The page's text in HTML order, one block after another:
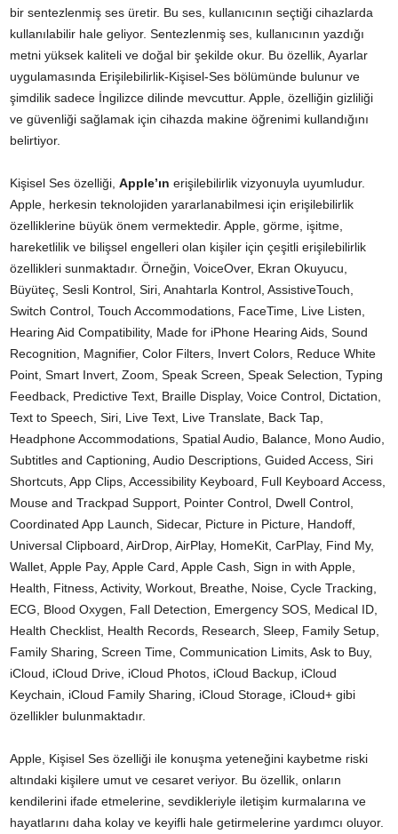
bir sentezlenmiş ses üretir. Bu ses, kullanıcının seçtiği cihazlarda
kullanılabilir hale geliyor. Sentezlenmiş ses, kullanıcının yazdığı
metni yüksek kaliteli ve doğal bir şekilde okur. Bu özellik, Ayarlar
uygulamasında Erişilebilirlik-Kişisel-Ses bölümünde bulunur ve
şimdilik sadece İngilizce dilinde mevcuttur. Apple, özelliğin gizliliği
ve güvenliği sağlamak için cihazda makine öğrenimi kullandığını
belirtiyor.
Kişisel Ses özelliği, Apple’ın erişilebilirlik vizyonuyla uyumludur.
Apple, herkesin teknolojiden yararlanabilmesi için erişilebilirlik
özelliklerine büyük önem vermektedir. Apple, görme, işitme,
hareketlilik ve bilişsel engelleri olan kişiler için çeşitli erişilebilirlik
özellikleri sunmaktadır. Örneğin, VoiceOver, Ekran Okuyucu,
Büyüteç, Sesli Kontrol, Siri, Anahtarla Kontrol, AssistiveTouch,
Switch Control, Touch Accommodations, FaceTime, Live Listen,
Hearing Aid Compatibility, Made for iPhone Hearing Aids, Sound
Recognition, Magnifier, Color Filters, Invert Colors, Reduce White
Point, Smart Invert, Zoom, Speak Screen, Speak Selection, Typing
Feedback, Predictive Text, Braille Display, Voice Control, Dictation,
Text to Speech, Siri, Live Text, Live Translate, Back Tap,
Headphone Accommodations, Spatial Audio, Balance, Mono Audio,
Subtitles and Captioning, Audio Descriptions, Guided Access, Siri
Shortcuts, App Clips, Accessibility Keyboard, Full Keyboard Access,
Mouse and Trackpad Support, Pointer Control, Dwell Control,
Coordinated App Launch, Sidecar, Picture in Picture, Handoff,
Universal Clipboard, AirDrop, AirPlay, HomeKit, CarPlay, Find My,
Wallet, Apple Pay, Apple Card, Apple Cash, Sign in with Apple,
Health, Fitness, Activity, Workout, Breathe, Noise, Cycle Tracking,
ECG, Blood Oxygen, Fall Detection, Emergency SOS, Medical ID,
Health Checklist, Health Records, Research, Sleep, Family Setup,
Family Sharing, Screen Time, Communication Limits, Ask to Buy,
iCloud, iCloud Drive, iCloud Photos, iCloud Backup, iCloud
Keychain, iCloud Family Sharing, iCloud Storage, iCloud+ gibi
özellikler bulunmaktadır.
Apple, Kişisel Ses özelliği ile konuşma yeteneğini kaybetme riski
altındaki kişilere umut ve cesaret veriyor. Bu özellik, onların
kendilerini ifade etmelerine, sevdikleriyle iletişim kurmalarına ve
hayatlarını daha kolay ve keyifli hale getirmelerine yardımcı oluyor.